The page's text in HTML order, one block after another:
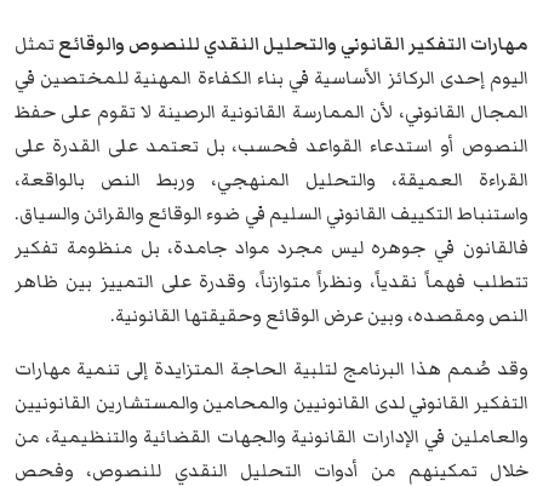
مهارات التفكير القانوني والتحليل النقدي للنصوص والوقائع تمثل
اليوم إحدى الركائز الأساسية في بناء الكفاءة المهنية للمختصين في
المجال القانوني، لأن الممارسة القانونية الرصينة لا تقوم على حفظ
النصوص أو استدعاء القواعد فحسب، بل تعتمد على القدرة على
القراءة العميقة، والتحليل المنهجي، وربط النص بالواقعة،
واستنباط التكييف القانوني السليم في ضوء الوقائع والقرائن والسياق.
فالقانون في جوهره ليس مجرد مواد جامدة، بل منظومة تفكير
تتطلب فهماً نقدياً، ونظراً متوازناً، وقدرة على التمييز بين ظاهر
النص ومقصده، وبين عرض الوقائع وحقيقتها القانونية.
وقد صُمم هذا البرنامج لتلبية الحاجة المتزايدة إلى تنمية مهارات
التفكير القانوني لدى القانونيين والمحامين والمستشارين القانونيين
والعاملين في الإدارات القانونية والجهات القضائية والتنظيمية، من
خلال تمكينهم من أدوات التحليل النقدي للنصوص، وفحص